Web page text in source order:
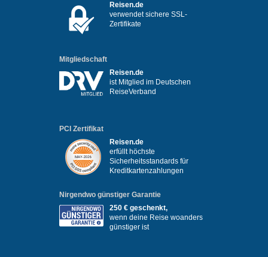
Reisen.de
verwendet sichere SSL-
Zertifikate
Mitgliedschaft
Reisen.de
ist Mitglied im Deutschen
ReiseVerband
PCI Zertifikat
Reisen.de
erfüllt höchste
Sicherheitsstandards für
Kreditkartenzahlungen
Nirgendwo günstiger Garantie
250 € geschenkt,
wenn deine Reise woanders
günstiger ist